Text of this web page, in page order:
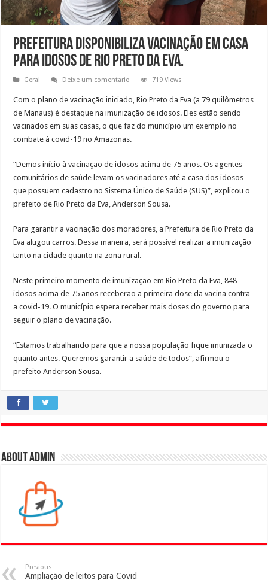
Prefeitura disponibiliza vacinação em casa
para idosos de Rio Preto da Eva.
Geral Deixe um comentario 719 Views
Com o plano de vacinação iniciado, Rio Preto da Eva (a 79 quilômetros
de Manaus) é destaque na imunização de idosos. Eles estão sendo
vacinados em suas casas, o que faz do município um exemplo no
combate à covid-19 no Amazonas.
“Demos início à vacinação de idosos acima de 75 anos. Os agentes
comunitários de saúde levam os vacinadores até a casa dos idosos
que possuem cadastro no Sistema Único de Saúde (SUS)”, explicou o
prefeito de Rio Preto da Eva, Anderson Sousa.
Para garantir a vacinação dos moradores, a Prefeitura de Rio Preto da
Eva alugou carros. Dessa maneira, será possível realizar a imunização
tanto na cidade quanto na zona rural.
Neste primeiro momento de imunização em Rio Preto da Eva, 848
idosos acima de 75 anos receberão a primeira dose da vacina contra
a covid-19. O município espera receber mais doses do governo para
seguir o plano de vacinação.
“Estamos trabalhando para que a nossa população fique imunizada o
quanto antes. Queremos garantir a saúde de todos”, afirmou o
prefeito Anderson Sousa.
About admin
Previous
Ampliação de leitos para Covid